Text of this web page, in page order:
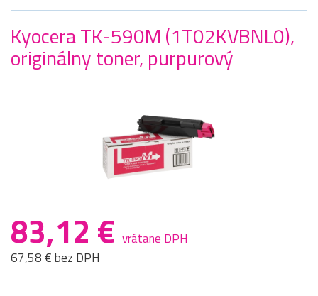
Kyocera TK-590M (1T02KVBNL0),
originálny toner, purpurový
83,12 € vrátane DPH
67,58 € bez DPH